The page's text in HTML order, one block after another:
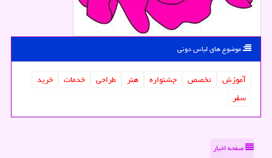
موضوع های لباس دونی
آموزش تخصص جشنواره هنر طراحی خدمات
خرید
سفر
صفحه اخبار